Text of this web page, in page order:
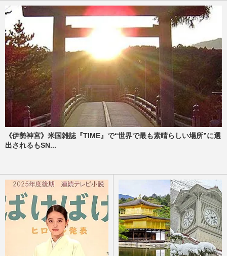
《伊勢神宮》米国雑誌『TIME』で“世界で最も素晴らしい場所”に選
出されるもSN...